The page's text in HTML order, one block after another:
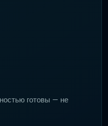
готовы — не